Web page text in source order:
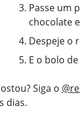
Passe um
chocolate
Despeje o
E o bolo
Siga o
dias.